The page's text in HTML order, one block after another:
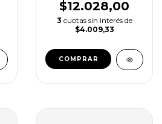
$12.028,00
3 cuotas sin interés de
$4.009,33